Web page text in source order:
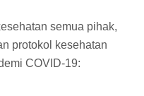
semua pihak,
protokol kesehatan
COVID-19: